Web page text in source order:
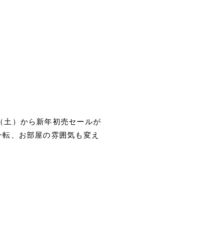
土）から新年初売セールが
、お部屋の雰囲気も変え